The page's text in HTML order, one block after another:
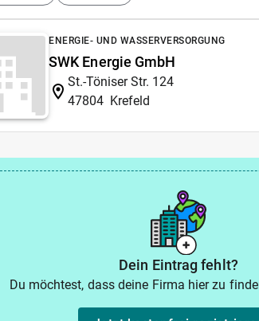
ENERGIE- UND WASSERVERSORGUNG
SWK Energie GmbH
St.-Töniser Str. 124
47804 Krefeld
Dein Eintrag fehlt?
Du möchtest, dass deine Firma hier zu